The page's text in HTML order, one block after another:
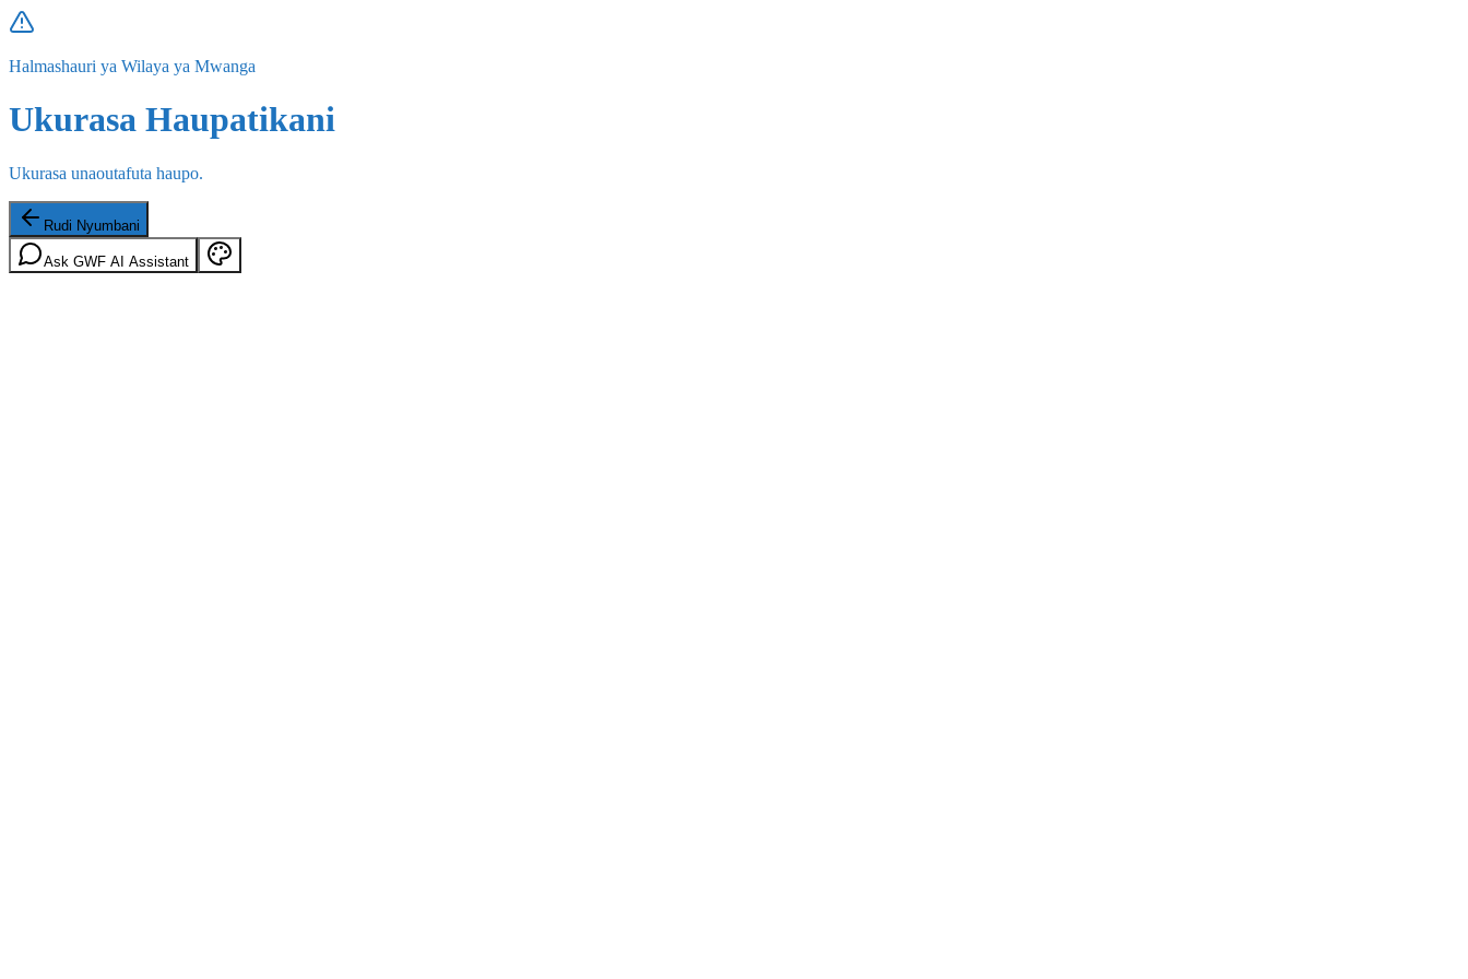
Halmashauri ya Wilaya ya Mwanga
Ukurasa Haupatikani
Ukurasa unaoutafuta haupo.
Rudi Nyumbani
Ask GWF AI Assistant